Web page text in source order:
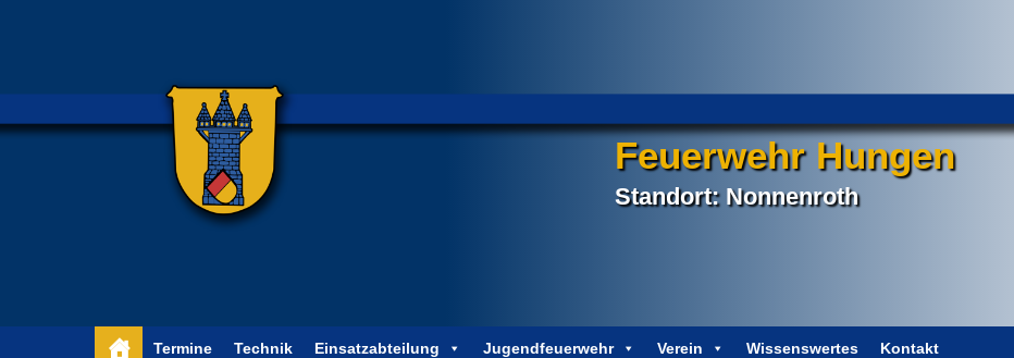
Feuerwehr Hungen
Standort: Nonnenroth
Termine Technik Einsatzabteilung Jugendfeuerwehr Verein Wissenswertes Kontakt